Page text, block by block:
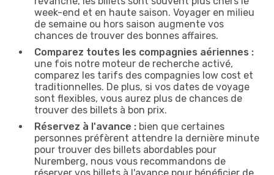
week-end et en haute saison. Voyager en milieu
de semaine ou hors saison augmente vos
chances de trouver des bonnes affaires.
Comparez toutes les compagnies aériennes :
une fois notre moteur de recherche activé,
comparez les tarifs des compagnies low cost et
traditionnelles. De plus, si vos dates de voyage
sont flexibles, vous aurez plus de chances de
trouver des billets à bon prix.
Réservez à l'avance : bien que certaines
personnes préfèrent attendre la dernière minute
pour trouver des billets abordables pour
Nuremberg, nous vous recommandons de